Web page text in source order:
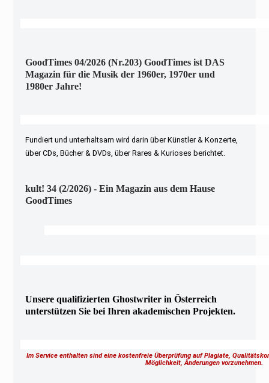
GoodTimes 04/2026 (Nr.203) GoodTimes ist DAS
Magazin für die Musik der 1960er, 1970er und
1980er Jahre!
Fundiert und unterhaltsam wird darin über Künstler & Konzerte,
über CDs, Bücher & DVDs, über Rares & Kurioses berichtet.
kult! 34 (2/2026) - Ein Magazin aus dem Hause
GoodTimes
Unsere qualifizierten Ghostwriter in Österreich
unterstützen Sie bei Ihren akademischen Projekten.
Im Service enthalten sind eine kostenfreie Überprüfung auf Plagiate,
Möglichkeit, Änderungen vorzunehmen.